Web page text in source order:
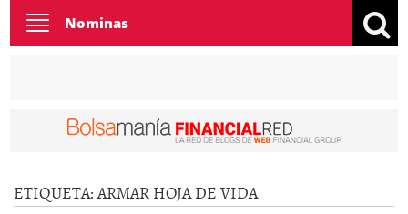
Toggle
navigation
Nominas
ETIQUETA:ARMAR HOJA DE VIDA